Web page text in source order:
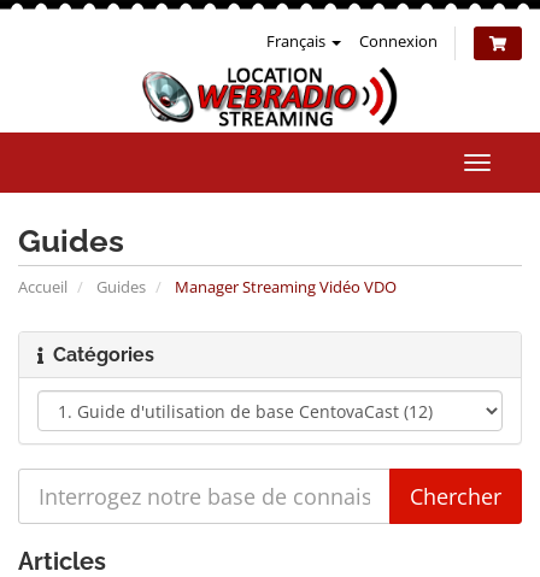
Français Connexion
la
Guides
Accueil Guides Manager Streaming Vidéo VDO
Catégories
Articles